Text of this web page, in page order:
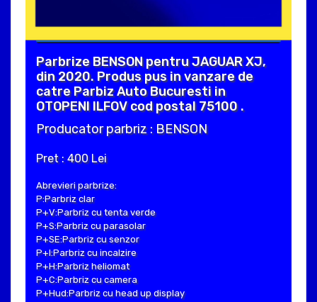
Parbrize BENSON pentru JAGUAR XJ,
din 2020. Produs pus in vanzare de
catre Parbiz Auto Bucuresti in
OTOPENI ILFOV cod postal 75100 .
Producator parbriz : BENSON
Pret : 400 Lei
Abrevieri parbrize:
P:Parbriz clar
P+V:Parbriz cu tenta verde
P+S:Parbriz cu parasolar
P+SE:Parbriz cu senzor
P+I:Parbriz cu incalzire
P+H:Parbriz heliomat
P+C:Parbriz cu camera
P+Hud:Parbriz cu head up display